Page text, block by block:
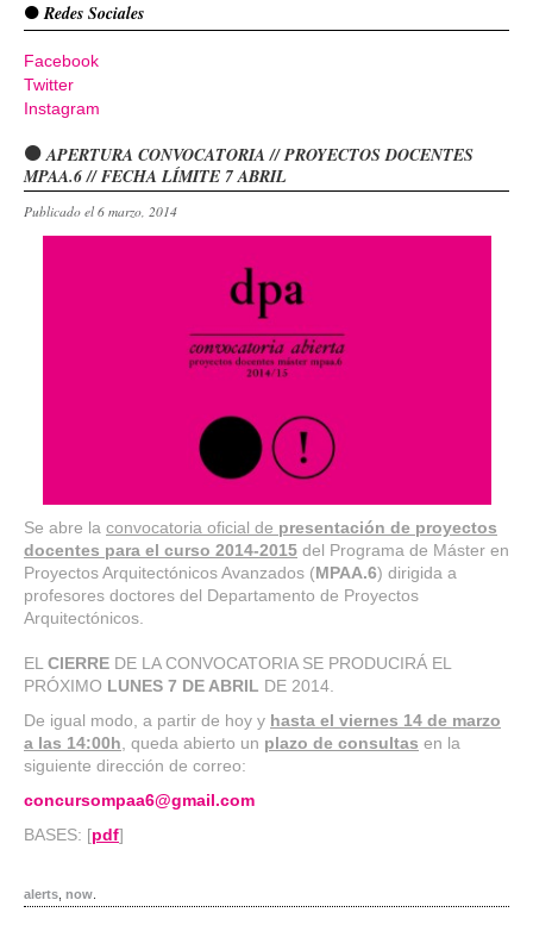
Redes Sociales
Facebook
Twitter
Instagram
APERTURA CONVOCATORIA // PROYECTOS DOCENTES
MPAA.6 // FECHA LÍMITE 7 ABRIL
Publicado el 6 marzo, 2014
Se abre la convocatoria oficial de presentación de proyectos
docentes para el curso 2014-2015 del Programa de Máster en
Proyectos Arquitectónicos Avanzados (MPAA.6) dirigida a
profesores doctores del Departamento de Proyectos
Arquitectónicos.
EL CIERRE DE LA CONVOCATORIA SE PRODUCIRÁ EL
PRÓXIMO LUNES 7 DE ABRIL DE 2014.
De igual modo, a partir de hoy y hasta el viernes 14 de marzo
a las 14:00h , queda abierto un plazo de consultas en la
siguiente dirección de correo:
concursompaa6@gmail.com
BASES: [pdf]
alerts now